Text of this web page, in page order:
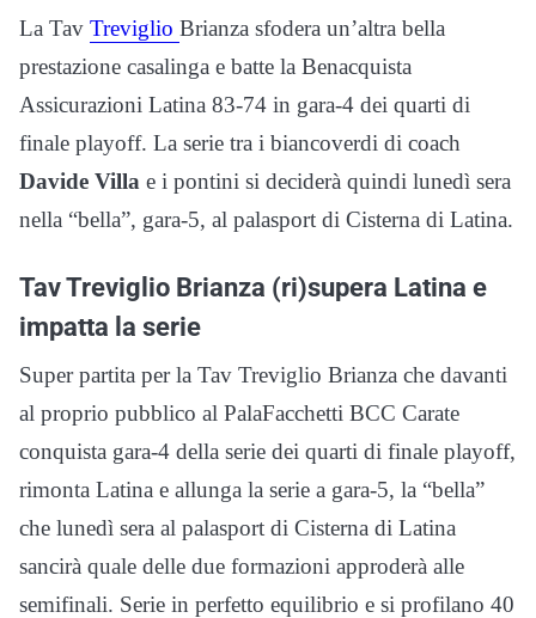
La Tav Treviglio Brianza sfodera un’altra bella
prestazione casalinga e batte la Benacquista
Assicurazioni Latina 83-74 in gara-4 dei quarti di
finale playoff. La serie tra i biancoverdi di coach
Davide Villa e i pontini si deciderà quindi lunedì sera
nella “bella”, gara-5, al palasport di Cisterna di Latina.
Tav Treviglio Brianza (ri)supera Latina e
impatta la serie
Super partita per la Tav Treviglio Brianza che davanti
al proprio pubblico al PalaFacchetti BCC Carate
conquista gara-4 della serie dei quarti di finale playoff,
rimonta Latina e allunga la serie a gara-5, la “bella”
che lunedì sera al palasport di Cisterna di Latina
sancirà quale delle due formazioni approderà alle
semifinali. Serie in perfetto equilibrio e si profilano 40